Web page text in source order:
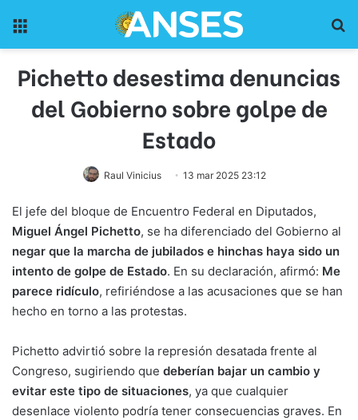
Pichetto desestima denuncias
del Gobierno sobre golpe de
Estado
Raul Vinicius 13 mar 2025 23:12
El jefe del bloque de Encuentro Federal en Diputados,
Miguel Ángel Pichetto, se ha diferenciado del Gobierno al
negar que la marcha de jubilados e hinchas haya sido un
intento de golpe de Estado. En su declaración, afirmó: Me
parece ridículo, refiriéndose a las acusaciones que se han
hecho en torno a las protestas.
Pichetto advirtió sobre la represión desatada frente al
Congreso, sugiriendo que deberían bajar un cambio y
evitar este tipo de situaciones, ya que cualquier
desenlace violento podría tener consecuencias graves. En